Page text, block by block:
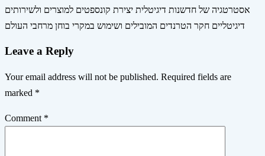
אסטרטגיה של חדשנות דיגיטלית יצירת קונספטים למוצרים ולשירותים
דיגיטליים חקר הטרנדים המובילים ושימוש במקרי בוחן מרחבי העולם
Leave a Reply
Your email address will not be published. Required fields are
marked *
Comment *